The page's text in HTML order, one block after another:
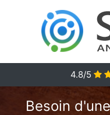
4.8/5
Besoin